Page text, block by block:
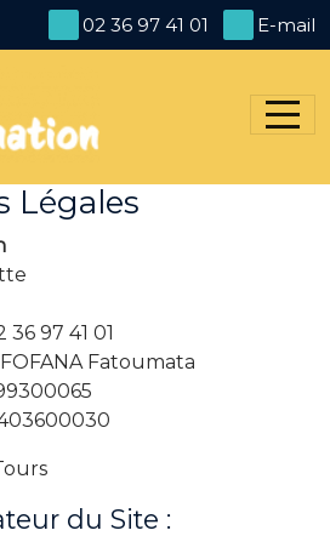
cookies02 36 97 41 01 E-mail
Légales
36 97 41 01
FOFANA Fatoumata
du Site :